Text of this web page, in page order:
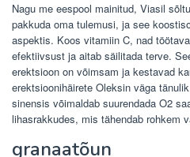
Nagu me eespool mainitud, Viasil
pakkuda oma tulemusi, ja see
aspektis. Koos vitamiin C, nad
efektiivsust ja aitab säilitada terve.
erektsioon on võimsam ja kestavad
erektsioonihäirete Oleksin väga
sinensis võimaldab suurendada O2
lihasrakkudes, mis tähendab rohkem
granaatõun